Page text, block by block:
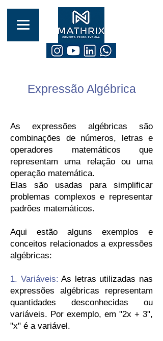
Expressão Algébrica
As expressões algébricas são
combinações de números, letras e
operadores matemáticos que
representam uma relação ou uma
operação matemática.
Elas são usadas para simplificar
problemas complexos e representar
padrões matemáticos.
Aqui estão alguns exemplos e
conceitos relacionados a expressões
algébricas:
1. Variáveis: As letras utilizadas nas
expressões algébricas representam
quantidades desconhecidas ou
variáveis. Por exemplo, em "2x + 3",
"x" é a variável.